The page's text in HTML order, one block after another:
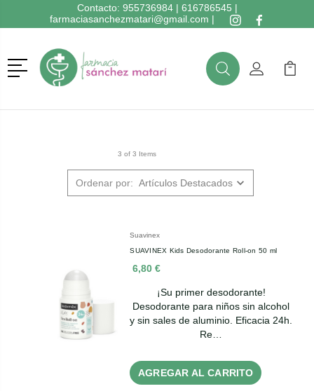
Contacto: 955736984| 616786545 |
farmaciasanchezmatari@gmail.com |
Menú
BuscarMi Cuenta
Mi
3 of 3 Items
Ordenar por:
Suavinex
SUAVINEX Kids Desodorante Roll-on 50 ml
6,80 €
¡Su primer desodorante!
Desodorante para niños sin alcohol
y sin sales de aluminio. Eficacia 24h.
Re…
AGREGAR AL CARRITO